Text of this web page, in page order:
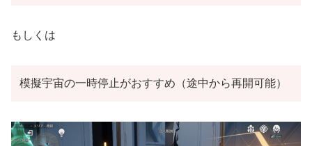
もしくは
模擬宇宙の一時停止がおすすめ（途中から再開可能）